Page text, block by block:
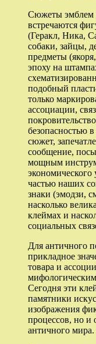
Сюжеты эмблем
встречаются
(Геракл, Ника,
собаки, зайцы,
предметы
эпоху на
подобный
только
ассоциации,
безопасностью
сюжет,
сообщение,
мощным
экономического
частью наших
знаки (эмодзи,
насколько
клеймах и
социальных
Для античного
прикладное
товара и
Сегодня эти
памятники
изображения
процессов, но и
античного мира.